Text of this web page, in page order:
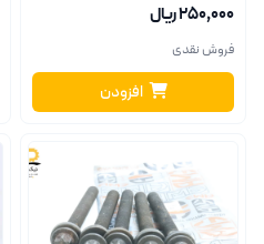
۲۵۰٬۰۰۰ ریال
فروش نقدی
افزودن